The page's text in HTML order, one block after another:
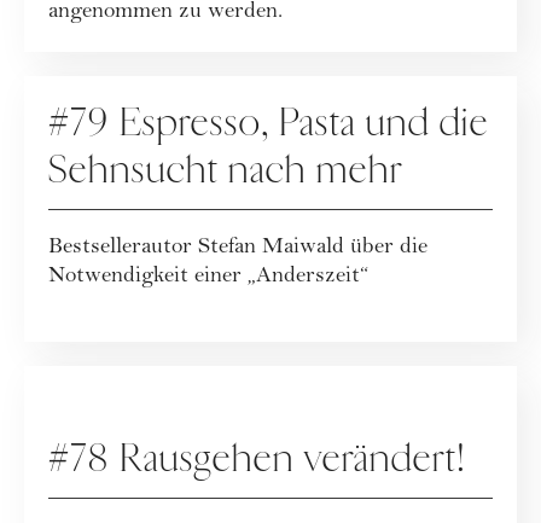
angenommen zu werden.
#79 Espresso, Pasta und die
Sehnsucht nach mehr
Bestsellerautor Stefan Maiwald über die
Notwendigkeit einer „Anderszeit“
#78 Rausgehen verändert!